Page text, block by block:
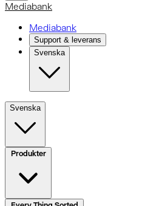
Mediabank
Mediabank
Support & leverans
Svenska
Svenska
Produkter